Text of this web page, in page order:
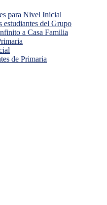
para Nivel Inicial
estudiantes del Grupo
a Casa Familia
de Primaria